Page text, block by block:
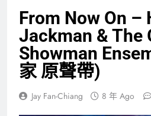
From Now On –
Jackman & The
Showman
家 原聲帶)
Jay Fan-Chiang 8 年 Ago